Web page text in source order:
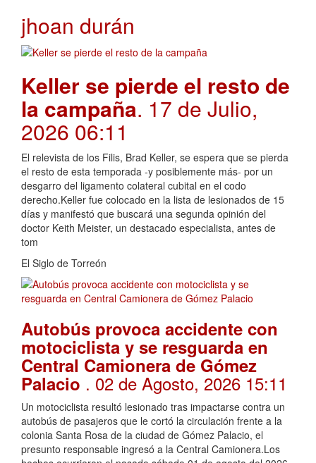
jhoan durán
Keller se pierde el resto de
la campaña. 17 de Julio,
2026 06:11
El relevista de los Filis, Brad Keller, se espera que se pierda
el resto de esta temporada -y posiblemente más- por un
desgarro del ligamento colateral cubital en el codo
derecho.Keller fue colocado en la lista de lesionados de 15
días y manifestó que buscará una segunda opinión del
doctor Keith Meister, un destacado especialista, antes de
tom
El Siglo de Torreón
Autobús provoca accidente con
motociclista y se resguarda en
Central Camionera de Gómez
Palacio . 02 de Agosto, 2026 15:11
Un motociclista resultó lesionado tras impactarse contra un
autobús de pasajeros que le cortó la circulación frente a la
colonia Santa Rosa de la ciudad de Gómez Palacio, el
presunto responsable ingresó a la Central Camionera.Los